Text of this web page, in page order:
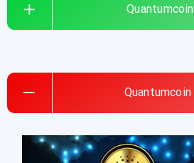
Quantumcoin
Quantumcoin